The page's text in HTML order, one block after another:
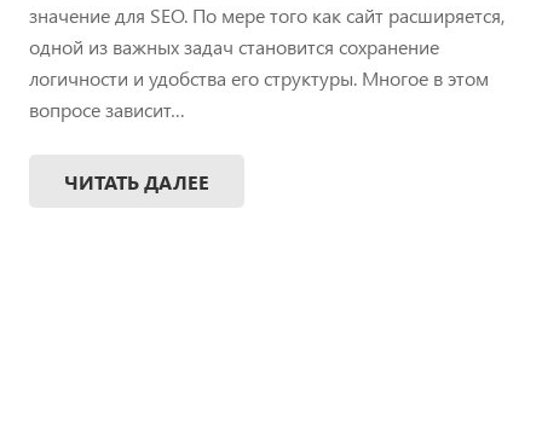
значение для SEO. По мере того как сайт расширяется,
одной из важных задач становится сохранение
логичности и удобства его структуры. Многое в этом
вопросе зависит…
ЧИТАТЬ ДАЛЕЕ